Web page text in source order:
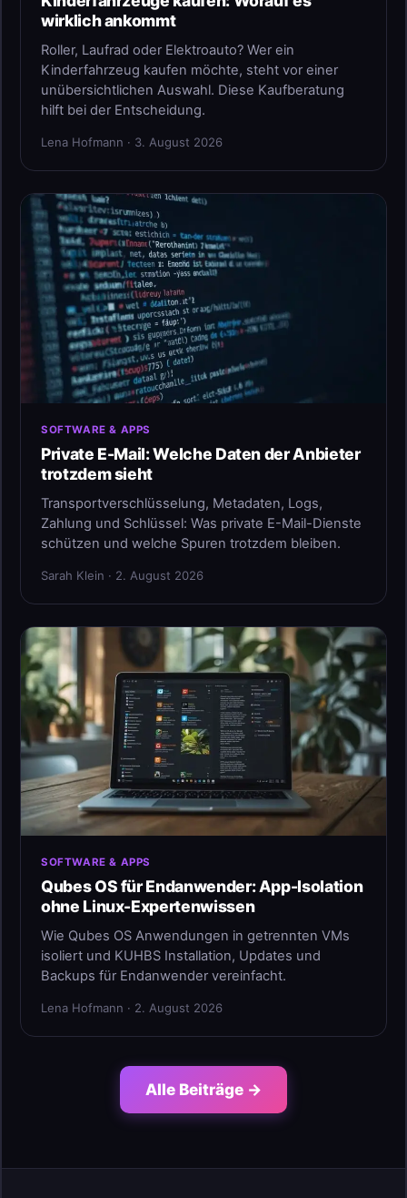
wirklich ankommt
Roller, Laufrad oder Elektroauto? Wer ein
Kinderfahrzeug kaufen möchte, steht vor einer
unübersichtlichen Auswahl. Diese Kaufberatung
hilft bei der Entscheidung.
Lena Hofmann · 3. August 2026
SOFTWARE & APPS
Private E-Mail: Welche Daten der Anbieter
trotzdem sieht
Transportverschlüsselung, Metadaten, Logs,
Zahlung und Schlüssel: Was private E-Mail-Dienste
schützen und welche Spuren trotzdem bleiben.
Sarah Klein · 2. August 2026
SOFTWARE & APPS
Qubes OS für Endanwender: App-Isolation
ohne Linux-Expertenwissen
Wie Qubes OS Anwendungen in getrennten VMs
isoliert und KUHBS Installation, Updates und
Backups für Endanwender vereinfacht.
Lena Hofmann · 2. August 2026
Alle Beiträge →